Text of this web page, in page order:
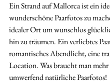
Ein Strand auf Mallorca ist ein
wunderschöne Paarfotos zu
idealer Ort um wunschlos
hin zu träumen. Ein verliebtes
romantisches Abendlicht, eine
Location. Was braucht man
umwerfend natürliche Paarfotos!